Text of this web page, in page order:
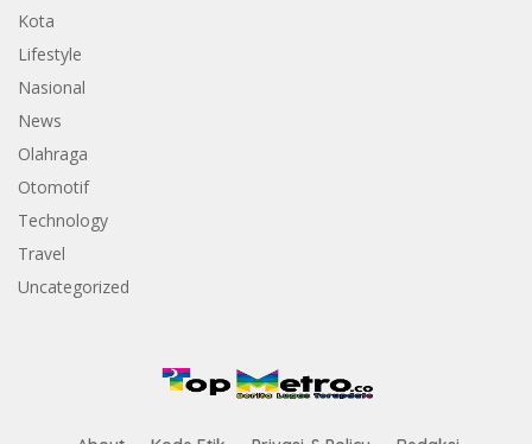
Kota
Lifestyle
Nasional
News
Olahraga
Otomotif
Technology
Travel
Uncategorized